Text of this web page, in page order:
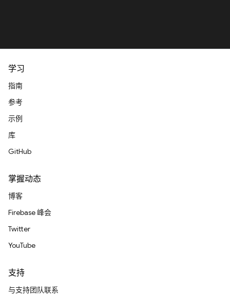
学习
指南
参考
示例
库
GitHub
掌握动态
博客
Firebase 峰会
Twitter
YouTube
支持
与支持团队联系